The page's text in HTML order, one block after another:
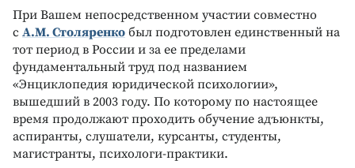
При Вашем непосредственном участии совместно
с А.М. Столяренко был подготовлен единственный на
тот период в России и за ее пределами
фундаментальный труд под названием
«Энциклопедия юридической психологии»,
вышедший в 2003 году. По которому по настоящее
время продолжают проходить обучение адъюнкты,
аспиранты, слушатели, курсанты, студенты,
магистранты, психологи-практики.